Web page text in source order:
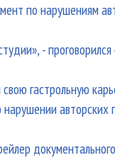
по нарушениям
-
гастрольную
авторских